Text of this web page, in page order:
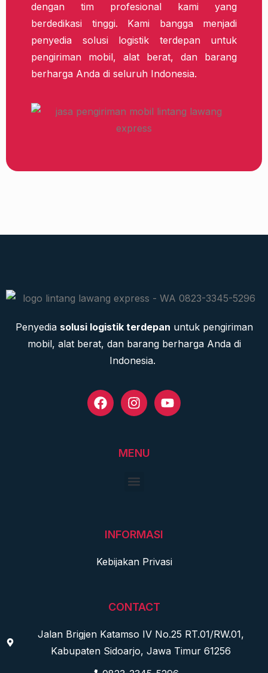
dengan tim profesional kami yang
berdedikasi tinggi. Kami bangga menjadi
penyedia solusi logistik terdepan untuk
pengiriman mobil, alat berat, dan barang
berharga Anda di seluruh Indonesia.
Penyedia solusi logistik terdepan untuk pengiriman
mobil, alat berat, dan barang berharga Anda di
Indonesia.
MENU
INFORMASI
Kebijakan Privasi
CONTACT
Jalan Brigjen Katamso IV No.25 RT.01/RW.01,
Kabupaten Sidoarjo, Jawa Timur 61256